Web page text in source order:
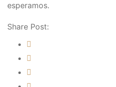
esperamos.
Share Post: